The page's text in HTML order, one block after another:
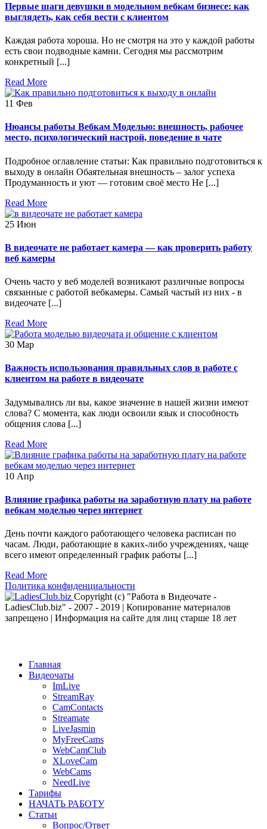
Первые шаги девушки в модельном вебкам бизнесе: как
выглядеть, как себя вести с клиентом
Каждая работа хороша. Но не смотря на это у каждой работы
есть свои подводные камни. Сегодня мы рассмотрим
конкретный [...]
Read More
11 Фев
Нюансы работы Вебкам Моделью: внешность, рабочее
место, психологический настрой, поведение в чате
Подробное оглавление статьи: Как правильно подготовиться к
выходу в онлайн Обаятельная внешность – залог успеха
Продуманность и уют — готовим своё место Не [...]
Read More
25 Июн
В видеочате не работает камера — как проверить работу
веб камеры
Очень часто у веб моделей возникают различные вопросы
связанные с работой вебкамеры. Самый частый из них - в
видеочате [...]
Read More
30 Мар
Важность использования правильных слов в работе с
клиентом на работе в видеочате
Задумывались ли вы, какое значение в нашей жизни имеют
слова? С момента, как люди освоили язык и способность
общения слова [...]
Read More
10 Апр
Влияние графика работы на заработную плату на работе
вебкам моделью через интернет
День почти каждого работающего человека расписан по
часам. Люди, работающие в каких-либо учреждениях, чаще
всего имеют определенный график работы [...]
Read More
Политика конфиденциальности
Copyright (c) "Работа в Видеочате -
LadiesClub.biz" - 2007 - 2019 | Копирование материалов
запрещено | Информация на сайте для лиц старше 18 лет
Главная
Видеочаты
ImLive
StreamRay
CamContacts
Streamate
LiveJasmin
MyFreeCams
WebCamClub
XLoveCam
WebCams
NeedLive
Тарифы
НАЧАТЬ РАБОТУ
Статьи
Вопрос/Ответ